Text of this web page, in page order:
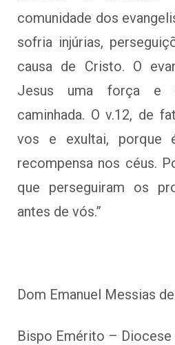
comunidade dos
sofria injúrias,
causa de Cristo. O
Jesus uma força e
caminhada. O v.12, de
vos e exultai, porque
recompensa nos céus.
que perseguiram os
antes de vós.”
Dom Emanuel Messias
Bispo Emérito – Diocese